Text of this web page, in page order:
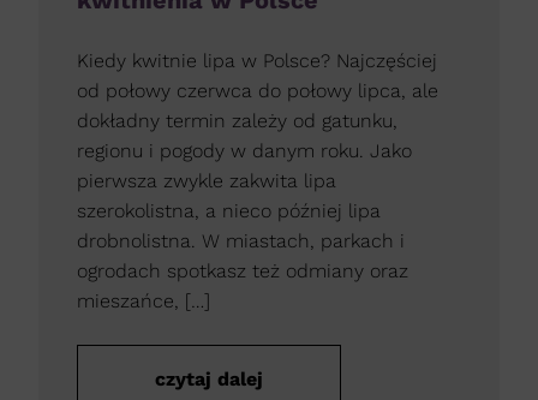
Kiedy kwitnie lipa w Polsce? Najczęściej
od połowy czerwca do połowy lipca, ale
dokładny termin zależy od gatunku,
regionu i pogody w danym roku. Jako
pierwsza zwykle zakwita lipa
szerokolistna, a nieco później lipa
drobnolistna. W miastach, parkach i
ogrodach spotkasz też odmiany oraz
mieszańce, […]
czytaj dalej